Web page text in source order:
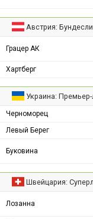
Австрия:
Грацер АК
Хартберг
Украина: Премьер-
Черноморец
Левый Берег
Буковина
Швейцария:
Лозанна